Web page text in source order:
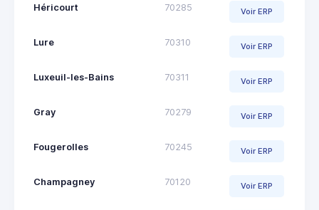
Héricourt 70285 Voir ERP
Lure 70310 Voir ERP
Luxeuil-les-Bains 70311 Voir ERP
Gray 70279 Voir ERP
Fougerolles 70245 Voir ERP
Champagney 70120 Voir ERP